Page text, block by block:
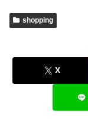
shopping
X